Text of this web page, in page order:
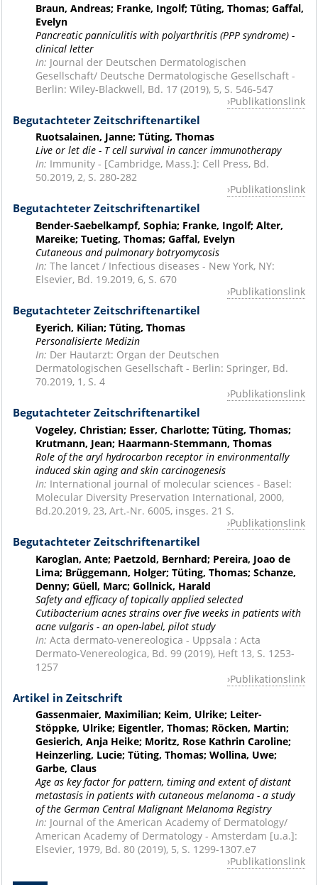
Braun, Andreas; Franke, Ingolf; Tüting, Thomas; Gaffal,
Evelyn
Pancreatic panniculitis with polyarthritis (PPP syndrome) -
clinical letter
In: Journal der Deutschen Dermatologischen
Gesellschaft/ Deutsche Dermatologische Gesellschaft -
Berlin: Wiley-Blackwell, Bd. 17 (2019), 5, S. 546-547
Publikationslink
Begutachteter Zeitschriftenartikel
Ruotsalainen, Janne; Tüting, Thomas
Live or let die - T cell survival in cancer immunotherapy
In: Immunity - [Cambridge, Mass.]: Cell Press, Bd.
50.2019, 2, S. 280-282
Publikationslink
Begutachteter Zeitschriftenartikel
Bender-Saebelkampf, Sophia; Franke, Ingolf; Alter,
Mareike; Tueting, Thomas; Gaffal, Evelyn
Cutaneous and pulmonary botryomycosis
In: The lancet / Infectious diseases - New York, NY:
Elsevier, Bd. 19.2019, 6, S. 670
Publikationslink
Begutachteter Zeitschriftenartikel
Eyerich, Kilian; Tüting, Thomas
Personalisierte Medizin
In: Der Hautarzt: Organ der Deutschen
Dermatologischen Gesellschaft - Berlin: Springer, Bd.
70.2019, 1, S. 4
Publikationslink
Begutachteter Zeitschriftenartikel
Vogeley, Christian; Esser, Charlotte; Tüting, Thomas;
Krutmann, Jean; Haarmann-Stemmann, Thomas
Role of the aryl hydrocarbon receptor in environmentally
induced skin aging and skin carcinogenesis
In: International journal of molecular sciences - Basel:
Molecular Diversity Preservation International, 2000,
Bd.20.2019, 23, Art.-Nr. 6005, insges. 21 S.
Publikationslink
Begutachteter Zeitschriftenartikel
Karoglan, Ante; Paetzold, Bernhard; Pereira, Joao de
Lima; Brüggemann, Holger; Tüting, Thomas; Schanze,
Denny; Güell, Marc; Gollnick, Harald
Safety and efficacy of topically applied selected
Cutibacterium acnes strains over five weeks in patients with
acne vulgaris - an open-label, pilot study
In: Acta dermato-venereologica - Uppsala : Acta
Dermato-Venereologica, Bd. 99 (2019), Heft 13, S. 1253-
1257
Publikationslink
Artikel in Zeitschrift
Gassenmaier, Maximilian; Keim, Ulrike; Leiter-
Stöppke, Ulrike; Eigentler, Thomas; Röcken, Martin;
Gesierich, Anja Heike; Moritz, Rose Kathrin Caroline;
Heinzerling, Lucie; Tüting, Thomas; Wollina, Uwe;
Garbe, Claus
Age as key factor for pattern, timing and extent of distant
metastasis in patients with cutaneous melanoma - a study
of the German Central Malignant Melanoma Registry
In: Journal of the American Academy of Dermatology/
American Academy of Dermatology - Amsterdam [u.a.]:
Elsevier, 1979, Bd. 80 (2019), 5, S. 1299-1307.e7
Publikationslink